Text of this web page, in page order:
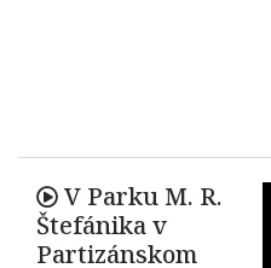
V Parku M. R.
Štefánika v
Partizánskom